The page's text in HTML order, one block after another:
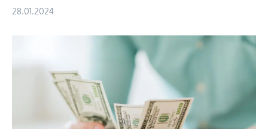
28.01.2024